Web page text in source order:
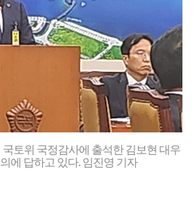
토위 국정감사에 출석한 김보현 대우
에 답하고 있다. 임진영 기자